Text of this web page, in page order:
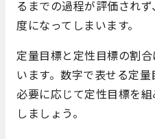
るまでの過程が評価され
度になってしまいます。
定量目標と定性目標の割
います。数字で表せる定量
必要に応じて定性目標を
しましょう。